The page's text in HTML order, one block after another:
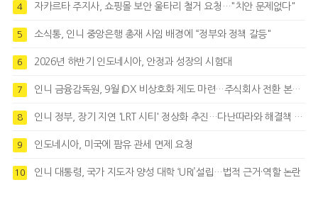
4 자카르타 주지사, 쇼핑몰 보안 울타리 철거 요청…"치안 문제없다"
5 소식통, 인니 중앙은행 총재 사임 배경에 “정부와 정책 갈등"
6 2026년 하반기 인도네시아, 안정과 성장의 시험대
7 인니 금융감독원, 9월 IDX 비상호화 제도 마련…주식회사 전환 본격화
8 인니 정부, 장기 지연 'LRT 시티' 정상화 추진…다난따라와 해결책 모색
9 인도네시아, 미국에 팜유 관세 면제 요청
10 인니 대통령, 국가 지도자 양성 대학 ‘URI’설립…법적 근거·역할 논란